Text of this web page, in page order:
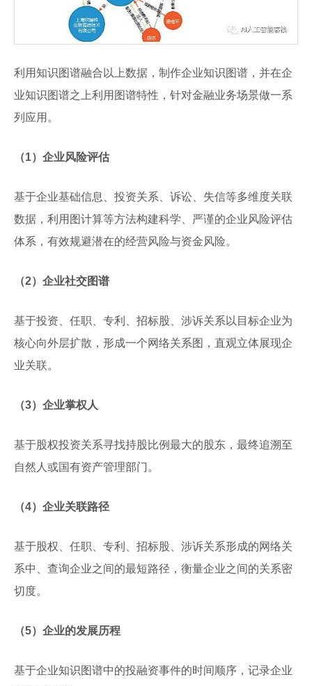
利用知识图谱融合以上数据，制作企业知识图谱，并在企
业知识图谱之上利用图谱特性，针对金融业务场景做一系
列应用。
（1）企业风险评估
基于企业基础信息、投资关系、诉讼、失信等多维度关联
数据，利用图计算等方法构建科学、严谨的企业风险评估
体系，有效规避潜在的经营风险与资金风险。
（2）企业社交图谱
基于投资、任职、专利、招标股、涉诉关系以目标企业为
核心向外层扩散，形成一个网络关系图，直观立体展现企
业关联。
（3）企业掌权人
基于股权投资关系寻找持股比例最大的股东，最终追溯至
自然人或国有资产管理部门。
（4）企业关联路径
基于股权、任职、专利、招标股、涉诉关系形成的网络关
系中、查询企业之间的最短路径，衡量企业之间的关系密
切度。
（5）企业的发展历程
基于企业知识图谱中的投融资事件的时间顺序，记录企业